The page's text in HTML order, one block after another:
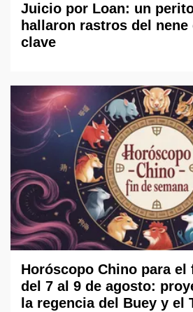
Juicio por Loan: un
hallaron rastros del
clave
Horóscopo Chino para el
del 7 al 9 de agosto:
la regencia del Buey y el